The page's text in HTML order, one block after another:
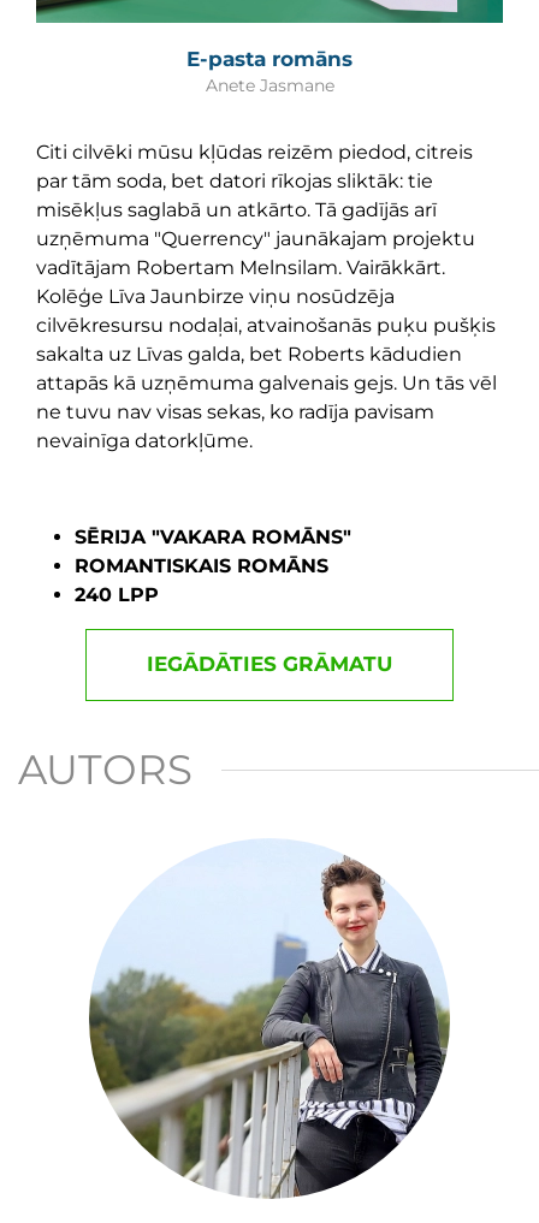
E-pasta romāns
Anete Jasmane
Citi cilvēki mūsu kļūdas reizēm piedod, citreis
par tām soda, bet datori rīkojas sliktāk: tie
misēkļus saglabā un atkārto. Tā gadījās arī
uzņēmuma "Querrency" jaunākajam projektu
vadītājam Robertam Melnsilam. Vairākkārt.
Kolēģe Līva Jaunbirze viņu nosūdzēja
cilvēkresursu nodaļai, atvainošanās puķu pušķis
sakalta uz Līvas galda, bet Roberts kādudien
attapās kā uzņēmuma galvenais gejs. Un tās vēl
ne tuvu nav visas sekas, ko radīja pavisam
nevainīga datorkļūme.
SĒRIJA "VAKARA ROMĀNS"
ROMANTISKAIS ROMĀNS
240 LPP
IEGĀDĀTIES GRĀMATU
AUTORS